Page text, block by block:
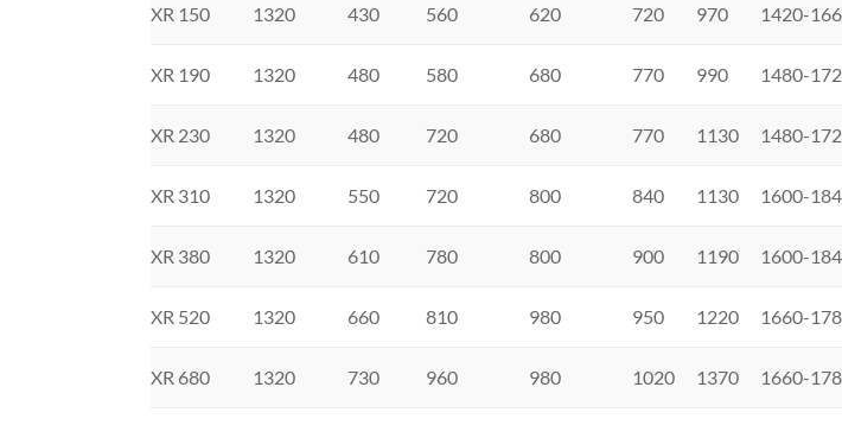
XR 150 1320 430 560 620 720 970 1420-
XR 190 1320 480 580 680 770 990 1480-
XR 230 1320 480 720 680 770 1130 1480-
XR 310 1320 550 720 800 840 1130 1600-
XR 380 1320 610 780 800 900 1190 1600-
XR 520 1320 660 810 980 950 1220 1660-
XR 680 1320 730 960 980 1020 1370 1660-